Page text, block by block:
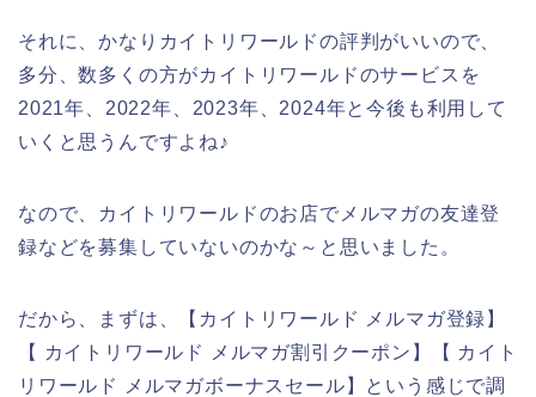
それに、かなりカイトリワールドの評判がいいので、
多分、数多くの方がカイトリワールドのサービスを
2021年、2022年、2023年、2024年と今後も利用して
いくと思うんですよね♪
なので、カイトリワールドのお店でメルマガの友達登
録などを募集していないのかな～と思いました。
だから、まずは、【カイトリワールド メルマガ登録】
【 カイトリワールド メルマガ割引クーポン】【 カイト
リワールド メルマガボーナスセール】という感じで調